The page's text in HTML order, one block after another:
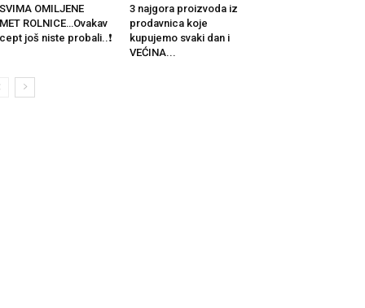
OMILJENE
ROLNICE…Ovakav
još niste probali..❗
3 najgora proizvoda iz
prodavnica koje
kupujemo svaki dan i
VEĆINA...